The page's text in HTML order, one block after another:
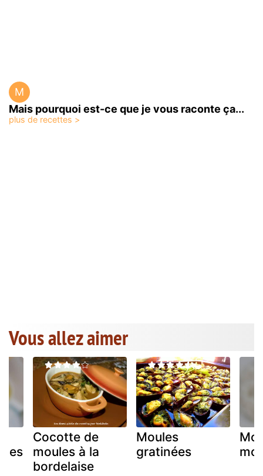
M
Mais pourquoi est-ce que je vous raconte ça...
Vous allez aimer
Cocotte de
moules à la
bordelaise
Moules
gratinées